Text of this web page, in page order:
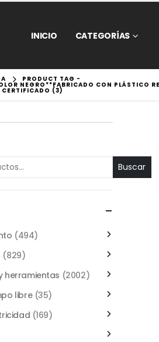
INICIO CATEGORÍAS
PRODUCT TAG -
NEGRO**FABRICADO CON PLÁSTICO
(3)
Buscar
(494)
(829)
herramientas (2002)
libre (35)
(169)